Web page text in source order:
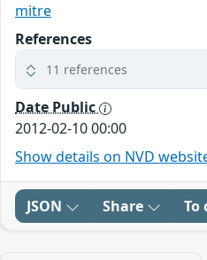
mitre
References
11 references
Date Public
2012-02-10 00:00
Show details on NVD
JSON Share To